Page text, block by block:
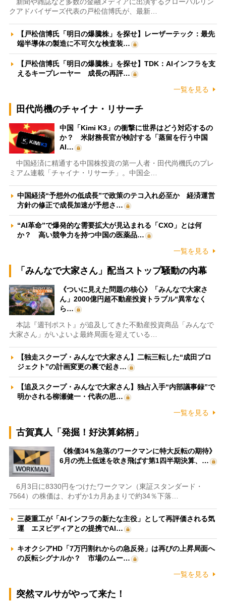
クアドバイザーズ代表の戸松信博氏が、最新…
【戸松信博氏「明日の爆騰株」を探せ】レーザーテック：最先
端半導体の製造に不可欠な検査装…
【戸松信博氏「明日の爆騰株」を探せ】TDK：AIインフラを支
えるキープレーヤー 成長の再評…
一覧を見る
田代尚機のチャイナ・リサーチ
中国「Kimi K3」の衝撃に世界はどう対応するの
か？ 米財務長官が検討する「蒸留を行う中国
AI…
中国経済に精通する中国株投資の第一人者・田代尚機氏のプレ
ミアム連載「チャイナ・リサーチ」。中国企…
中国経済“予想外の低成長”で政策のテコ入れ必至か 経済運営
方針の修正で成長加速が予想さ…
“AI革命”で爆発的な需要拡大が見込まれる「CXO」とは何
か？ 高い競争力を持つ中国の医薬品…
一覧を見る
「みんなで大家さん」配当ストップ騒動の内幕
《ついに見えた問題の核心》「みんなで大家さ
ん」2000億円超不動産投資トラブル“異常なく
ら…
本誌『週刊ポスト』が追及してきた不動産投資商品「みんなで
大家さん」がいよいよ最終局面を迎えている…
【独走スクープ・みんなで大家さん】二転三転した“成田プロ
ジェクト”の計画変更の裏で起き…
【追及スクープ・みんなで大家さん】独占入手“内部議事録”で
明かされる柳瀬健一・代表の思…
一覧を見る
古賀真人「発掘！好決算銘柄」
《株価34％急落のワークマンに特大反転の期待》
6月の売上低迷を吹き飛ばす第1四半期決算、…
6月3日に8330円をつけたワークマン（東証スタンダード・
7564）の株価は、わずか1カ月あまりで約34％下落…
三菱重工が「AIインフラの新たな主役」として再評価される気
運 エヌビディアとの提携でAI…
キオクシアHD「7万円割れからの急反発」は再びの上昇局面へ
の反転シグナルか？ 市場のムー…
一覧を見る
突然マルサがやって来た！